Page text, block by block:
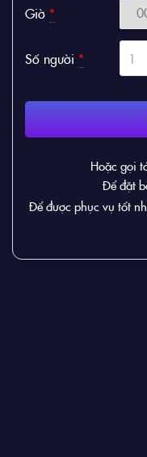
Giờ *
Số người *
Hoặc gọi
Để đặt
Để được phục vụ tốt